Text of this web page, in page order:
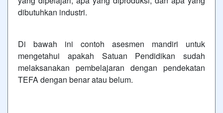
dibutuhkan industri.
Di bawah ini contoh asesmen mandiri untuk
mengetahui apakah Satuan Pendidikan sudah
melaksanakan pembelajaran dengan pendekatan
TEFA dengan benar atau belum.